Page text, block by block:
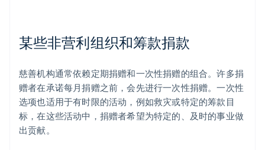
某些非营利组织和筹款捐款
慈善机构通常依赖定期捐赠和一次性捐赠的组合。许多捐
赠者在承诺每月捐赠之前，会先进行一次性捐赠。一次性
选项也适用于有时限的活动，例如救灾或特定的筹款目
标，在这些活动中，捐赠者希望为特定的、及时的事业做
出贡献。